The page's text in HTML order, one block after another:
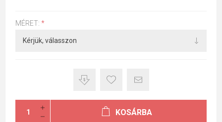
MÉRET: *
KOSÁRBA